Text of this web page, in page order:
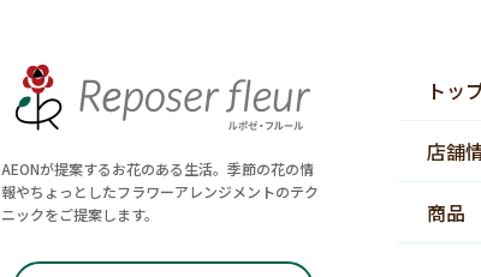
AEONが提案するお花のある生活。季節の花の情
報やちょっとしたフラワーアレンジメントのテク
ニックをご提案します。
トッ
店舗
商品